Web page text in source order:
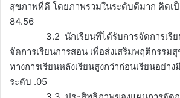
สุขภาพที่ดี โดยภาพรวมในระดับดีมาก คิดเ
84.56
3.2 นักเรียนที่ได้รับการจัดการเรียน
จัดการเรียนการสอน เพื่อส่งเสริมพฤติกรรม
ทางการเรียนหลังเรียนสูงกว่าก่อนเรียนอย่า
ระดับ .05